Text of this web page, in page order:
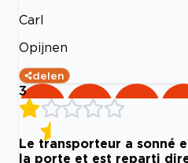
Carl
Opijnen
delen
3
Le transporteur a sonné
la porte et est reparti